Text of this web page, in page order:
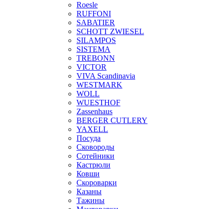
Roesle
RUFFONI
SABATIER
SCHOTT ZWIESEL
SILAMPOS
SISTEMA
TREBONN
VICTOR
VIVA Scandinavia
WESTMARK
WOLL
WUESTHOF
Zassenhaus
BERGER CUTLERY
YAXELL
Посуда
Сковороды
Сотейники
Кастрюли
Ковши
Скороварки
Казаны
Тажины